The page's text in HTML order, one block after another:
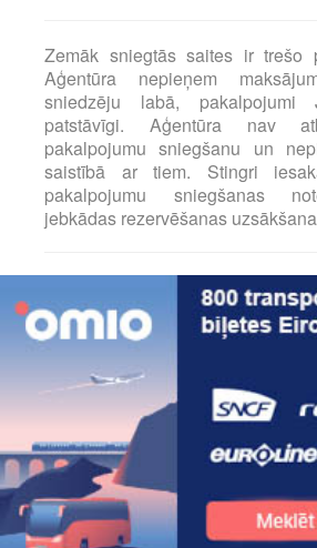
Zemāk sniegtās saites ir trešo
Aģentūra nepieņem
sniedzēju labā, pakalpojumi
patstāvīgi. Aģentūra nav
pakalpojumu sniegšanu un
saistībā ar tiem. Stingri
pakalpojumu sniegšanas
jebkādas rezervēšanas